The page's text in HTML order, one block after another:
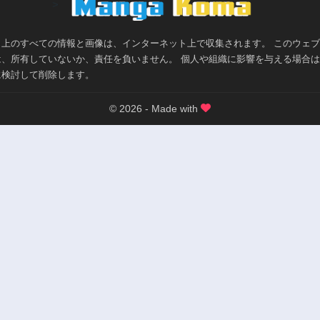
のすべての情報と画像は、インターネット上で収集されます。 このウェ
所有していないか、責任を負いません。 個人や組織に影響を与える場合
討して削除します。
© 2026 - Made with